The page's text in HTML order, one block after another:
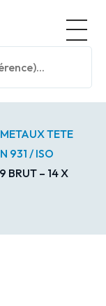
TETE
931 / ISO
BRUT – 14 X